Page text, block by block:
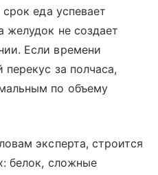
еда успевает
желудок не создает
Если времени
перекус за полчаса,
по объему
эксперта, строится
белок, сложные